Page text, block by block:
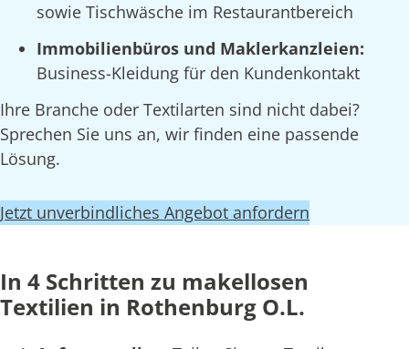
sowie Tischwäsche im Restaurantbereich
Immobilienbüros und Maklerkanzleien:
Business-Kleidung für den Kundenkontakt
Ihre Branche oder Textilarten sind nicht dabei?
Sprechen Sie uns an, wir finden eine passende
Lösung.
Jetzt unverbindliches Angebot anfordern
In 4 Schritten zu makellosen
Textilien in Rothenburg O.L.